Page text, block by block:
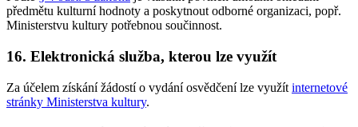
předmětu kulturní hodnoty a poskytnout odborné organizaci, popř.
Ministerstvu kultury potřebnou součinnost.
16. Elektronická služba, kterou lze využít
Za účelem získání žádostí o vydání osvědčení lze využít internetové
stránky Ministerstva kultury.